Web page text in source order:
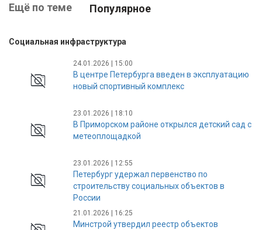
Ещё по теме Популярное
Социальная инфраструктура
24.01.2026 | 15:00
В центре Петербурга введен в эксплуатацию
новый спортивный комплекс
23.01.2026 | 18:10
В Приморском районе открылся детский сад с
метеоплощадкой
23.01.2026 | 12:55
Петербург удержал первенство по
строительству социальных объектов в
России
21.01.2026 | 16:25
Минстрой утвердил реестр объектов